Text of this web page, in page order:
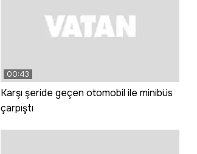
00:43
Karşı şeride geçen otomobil ile minibüs
çarpıştı